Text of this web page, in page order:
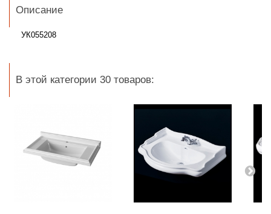
Описание
УК055208
В этой категории 30 товаров: